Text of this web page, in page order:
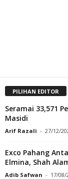
PILIHAN EDITOR
Seramai 33,571
Masidi
Arif Razali - 27/12/
Exco Pahang
Elmina, Shah
Adib Safwan - 17/08/